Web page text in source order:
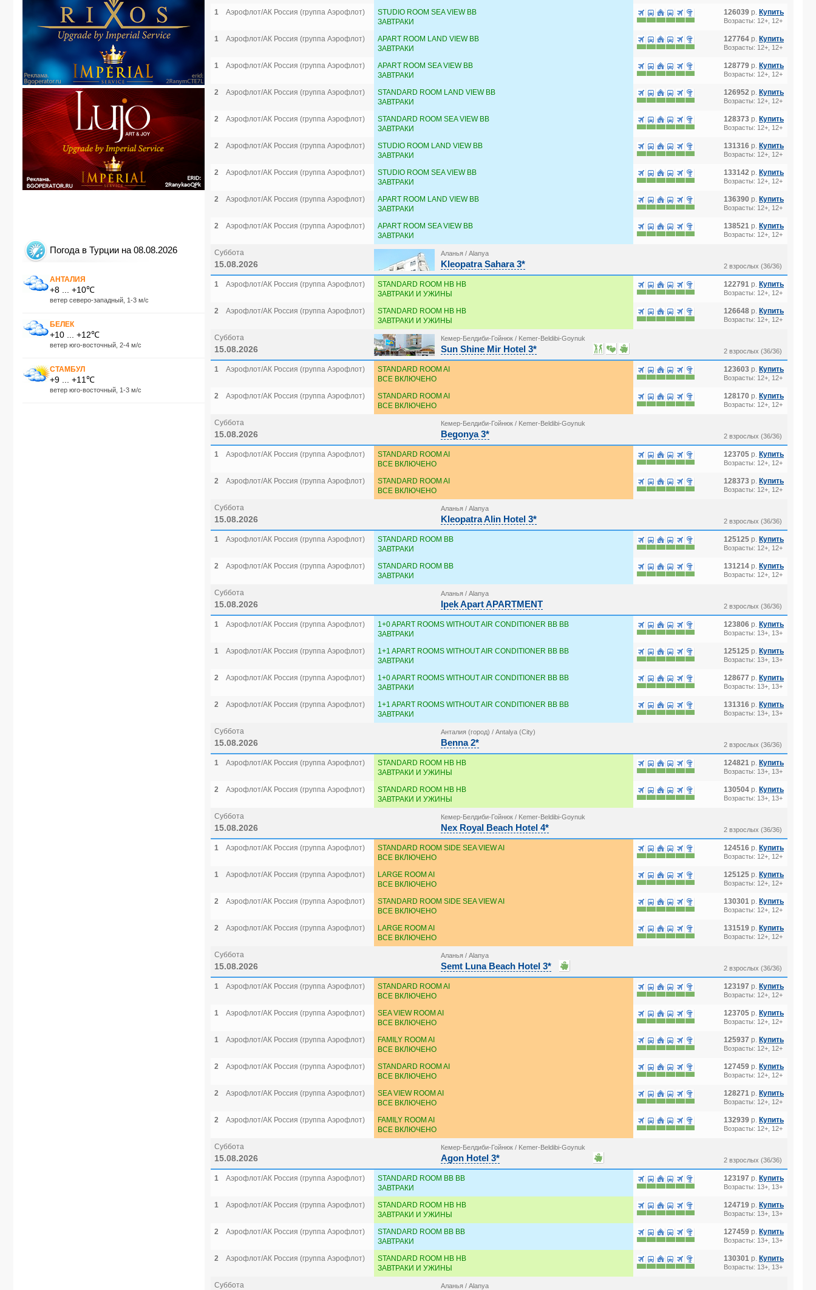
Погода в Турции на 08.08.2026
АНТАЛИЯ
+8 ... +10℃
ветер северо-западный, 1-3 м/с
БЕЛЕК
+10 ... +12℃
ветер юго-восточный, 2-4 м/с
СТАМБУЛ
+9 ... +11℃
ветер юго-восточный, 1-3 м/с
1 Аэрофлот/АК Россия (группа Аэрофлот)
STUDIO ROOM SEA VIEW BB
ЗАВТРАКИ
126039 р. Купить
Возрасты: 12+, 12+
1 Аэрофлот/АК Россия (группа Аэрофлот)
APART ROOM LAND VIEW BB
ЗАВТРАКИ
127764 р. Купить
Возрасты: 12+, 12+
1 Аэрофлот/АК Россия (группа Аэрофлот)
APART ROOM SEA VIEW BB
ЗАВТРАКИ
128779 р. Купить
Возрасты: 12+, 12+
2 Аэрофлот/АК Россия (группа Аэрофлот)
STANDARD ROOM LAND VIEW BB
ЗАВТРАКИ
126952 р. Купить
Возрасты: 12+, 12+
2 Аэрофлот/АК Россия (группа Аэрофлот)
STANDARD ROOM SEA VIEW BB
ЗАВТРАКИ
128373 р. Купить
Возрасты: 12+, 12+
2 Аэрофлот/АК Россия (группа Аэрофлот)
STUDIO ROOM LAND VIEW BB
ЗАВТРАКИ
131316 р. Купить
Возрасты: 12+, 12+
2 Аэрофлот/АК Россия (группа Аэрофлот)
STUDIO ROOM SEA VIEW BB
ЗАВТРАКИ
133142 р. Купить
Возрасты: 12+, 12+
2 Аэрофлот/АК Россия (группа Аэрофлот)
APART ROOM LAND VIEW BB
ЗАВТРАКИ
136390 р. Купить
Возрасты: 12+, 12+
2 Аэрофлот/АК Россия (группа Аэрофлот)
APART ROOM SEA VIEW BB
ЗАВТРАКИ
138521 р. Купить
Возрасты: 12+, 12+
Суббота
15.08.2026
Аланья / Alanya
Kleopatra Sahara 3* 2 взрослых (36/36)
1 Аэрофлот/АК Россия (группа Аэрофлот)
STANDARD ROOM HB HB
ЗАВТРАКИ И УЖИНЫ
122791 р. Купить
Возрасты: 12+, 12+
2 Аэрофлот/АК Россия (группа Аэрофлот)
STANDARD ROOM HB HB
ЗАВТРАКИ И УЖИНЫ
126648 р. Купить
Возрасты: 12+, 12+
Суббота
15.08.2026
Кемер-Белдиби-Гойнюк / Kemer-Beldibi-Goynuk
Sun Shine Mir Hotel 3* 2 взрослых (36/36)
1 Аэрофлот/АК Россия (группа Аэрофлот)
STANDARD ROOM AI
ВСЕ ВКЛЮЧЕНО
123603 р. Купить
Возрасты: 12+, 12+
2 Аэрофлот/АК Россия (группа Аэрофлот)
STANDARD ROOM AI
ВСЕ ВКЛЮЧЕНО
128170 р. Купить
Возрасты: 12+, 12+
Суббота
15.08.2026
Кемер-Белдиби-Гойнюк / Kemer-Beldibi-Goynuk
Begonya 3* 2 взрослых (36/36)
1 Аэрофлот/АК Россия (группа Аэрофлот)
STANDARD ROOM AI
ВСЕ ВКЛЮЧЕНО
123705 р. Купить
Возрасты: 12+, 12+
2 Аэрофлот/АК Россия (группа Аэрофлот)
STANDARD ROOM AI
ВСЕ ВКЛЮЧЕНО
128373 р. Купить
Возрасты: 12+, 12+
Суббота
15.08.2026
Аланья / Alanya
Kleopatra Alin Hotel 3* 2 взрослых (36/36)
1 Аэрофлот/АК Россия (группа Аэрофлот)
STANDARD ROOM BB
ЗАВТРАКИ
125125 р. Купить
Возрасты: 12+, 12+
2 Аэрофлот/АК Россия (группа Аэрофлот)
STANDARD ROOM BB
ЗАВТРАКИ
131214 р. Купить
Возрасты: 12+, 12+
Суббота
15.08.2026
Аланья / Alanya
Ipek Apart APARTMENT 2 взрослых (36/36)
1 Аэрофлот/АК Россия (группа Аэрофлот)
1+0 APART ROOMS WITHOUT AIR CONDITIONER BB BB
ЗАВТРАКИ
123806 р. Купить
Возрасты: 13+, 13+
1 Аэрофлот/АК Россия (группа Аэрофлот)
1+1 APART ROOMS WITHOUT AIR CONDITIONER BB BB
ЗАВТРАКИ
125125 р. Купить
Возрасты: 13+, 13+
2 Аэрофлот/АК Россия (группа Аэрофлот)
1+0 APART ROOMS WITHOUT AIR CONDITIONER BB BB
ЗАВТРАКИ
128677 р. Купить
Возрасты: 13+, 13+
2 Аэрофлот/АК Россия (группа Аэрофлот)
1+1 APART ROOMS WITHOUT AIR CONDITIONER BB BB
ЗАВТРАКИ
131316 р. Купить
Возрасты: 13+, 13+
Суббота
15.08.2026
Анталия (город) / Antalya (City)
Benna 2* 2 взрослых (36/36)
1 Аэрофлот/АК Россия (группа Аэрофлот)
STANDARD ROOM HB HB
ЗАВТРАКИ И УЖИНЫ
124821 р. Купить
Возрасты: 13+, 13+
2 Аэрофлот/АК Россия (группа Аэрофлот)
STANDARD ROOM HB HB
ЗАВТРАКИ И УЖИНЫ
130504 р. Купить
Возрасты: 13+, 13+
Суббота
15.08.2026
Кемер-Белдиби-Гойнюк / Kemer-Beldibi-Goynuk
Nex Royal Beach Hotel 4* 2 взрослых (36/36)
1 Аэрофлот/АК Россия (группа Аэрофлот)
STANDARD ROOM SIDE SEA VIEW AI
ВСЕ ВКЛЮЧЕНО
124516 р. Купить
Возрасты: 12+, 12+
1 Аэрофлот/АК Россия (группа Аэрофлот)
LARGE ROOM AI
ВСЕ ВКЛЮЧЕНО
125125 р. Купить
Возрасты: 12+, 12+
2 Аэрофлот/АК Россия (группа Аэрофлот)
STANDARD ROOM SIDE SEA VIEW AI
ВСЕ ВКЛЮЧЕНО
130301 р. Купить
Возрасты: 12+, 12+
2 Аэрофлот/АК Россия (группа Аэрофлот)
LARGE ROOM AI
ВСЕ ВКЛЮЧЕНО
131519 р. Купить
Возрасты: 12+, 12+
Суббота
15.08.2026
Аланья / Alanya
Semt Luna Beach Hotel 3* 2 взрослых (36/36)
1 Аэрофлот/АК Россия (группа Аэрофлот)
STANDARD ROOM AI
ВСЕ ВКЛЮЧЕНО
123197 р. Купить
Возрасты: 12+, 12+
1 Аэрофлот/АК Россия (группа Аэрофлот)
SEA VIEW ROOM AI
ВСЕ ВКЛЮЧЕНО
123705 р. Купить
Возрасты: 12+, 12+
1 Аэрофлот/АК Россия (группа Аэрофлот)
FAMILY ROOM AI
ВСЕ ВКЛЮЧЕНО
125937 р. Купить
Возрасты: 12+, 12+
2 Аэрофлот/АК Россия (группа Аэрофлот)
STANDARD ROOM AI
ВСЕ ВКЛЮЧЕНО
127459 р. Купить
Возрасты: 12+, 12+
2 Аэрофлот/АК Россия (группа Аэрофлот)
SEA VIEW ROOM AI
ВСЕ ВКЛЮЧЕНО
128271 р. Купить
Возрасты: 12+, 12+
2 Аэрофлот/АК Россия (группа Аэрофлот)
FAMILY ROOM AI
ВСЕ ВКЛЮЧЕНО
132939 р. Купить
Возрасты: 12+, 12+
Суббота
15.08.2026
Кемер-Белдиби-Гойнюк / Kemer-Beldibi-Goynuk
Agon Hotel 3* 2 взрослых (36/36)
1 Аэрофлот/АК Россия (группа Аэрофлот)
STANDARD ROOM BB BB
ЗАВТРАКИ
123197 р. Купить
Возрасты: 13+, 13+
1 Аэрофлот/АК Россия (группа Аэрофлот)
STANDARD ROOM HB HB
ЗАВТРАКИ И УЖИНЫ
124719 р. Купить
Возрасты: 13+, 13+
2 Аэрофлот/АК Россия (группа Аэрофлот)
STANDARD ROOM BB BB
ЗАВТРАКИ
127459 р. Купить
Возрасты: 13+, 13+
2 Аэрофлот/АК Россия (группа Аэрофлот)
STANDARD ROOM HB HB
ЗАВТРАКИ И УЖИНЫ
130301 р. Купить
Возрасты: 13+, 13+
Суббота Аланья / Alanya